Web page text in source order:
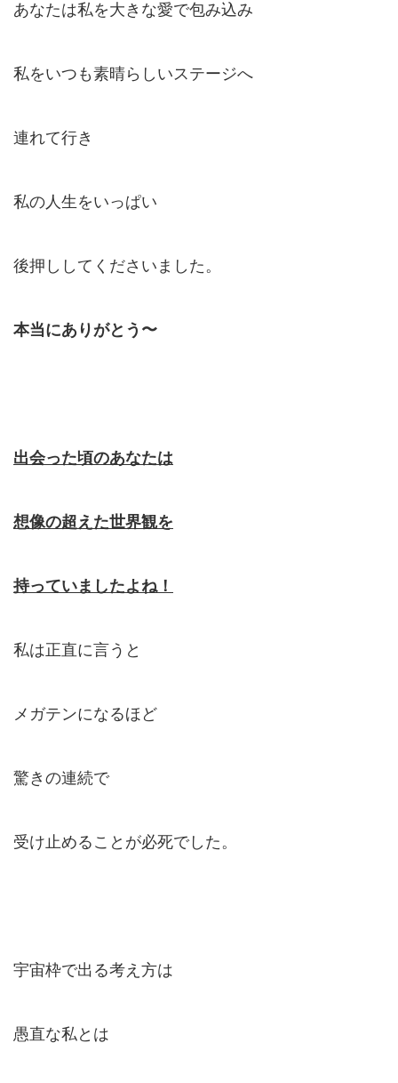
あなたは私を大きな愛で包み込み
私をいつも素晴らしいステージへ
連れて行き
私の人生をいっぱい
後押ししてくださいました。
本当にありがとう〜
出会った頃のあなたは
想像の超えた世界観を
持っていましたよね！
私は正直に言うと
メガテンになるほど
驚きの連続で
受け止めることが必死でした。
宇宙枠で出る考え方は
愚直な私とは